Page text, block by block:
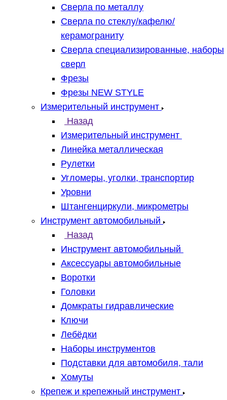
Сверла по металлу
Сверла по стеклу/кафелю/
керамограниту
Сверла специализированные, наборы
сверл
Фрезы
Фрезы NEW STYLE
Измерительный инструмент
Назад
Измерительный инструмент
Линейка металлическая
Рулетки
Угломеры, уголки, транспортир
Уровни
Штангенциркули, микрометры
Инструмент автомобильный
Назад
Инструмент автомобильный
Аксессуары автомобильные
Воротки
Головки
Домкраты гидравлические
Ключи
Лебёдки
Наборы инструментов
Подставки для автомобиля, тали
Хомуты
Крепеж и крепежный инструмент